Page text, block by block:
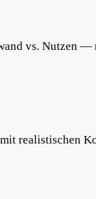
vs. Nutzen —
realistischen